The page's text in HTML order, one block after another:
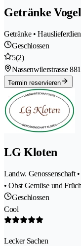
Getränke
Getränke •
Geschlossen
5(2)
Nassenwilerstrasse 8
Termin reservieren
LG Kloten
Landw. Genossenschaft
• Obst Gemüse und
Geschlossen
Cool
Lecker Sachen